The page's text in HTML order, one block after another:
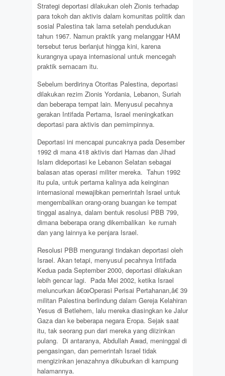
Strategi deportasi dilakukan oleh Zionis terhadap
para tokoh dan aktivis dalam komunitas politik dan
sosial Palestina tak lama setelah pendudukan
tahun 1967. Namun praktik yang melanggar HAM
tersebut terus berlanjut hingga kini, karena
kurangnya upaya internasional untuk mencegah
praktik semacam itu.
Sebelum berdirinya Otoritas Palestina, deportasi
dilakukan rezim Zionis Yordania, Lebanon, Suriah
dan beberapa tempat lain. Menyusul pecahnya
gerakan Intifada Pertama, Israel meningkatkan
deportasi para aktivis dan pemimpinnya.
Deportasi ini mencapai puncaknya pada Desember
1992 di mana 418 aktivis dari Hamas dan Jihad
Islam dideportasi ke Lebanon Selatan sebagai
balasan atas operasi militer mereka. Tahun 1992
itu pula, untuk pertama kalinya ada keinginan
internasional mewajibkan pemerintah Israel untuk
mengembalikan orang-orang buangan ke tempat
tinggal asalnya, dalam bentuk resolusi PBB 799,
dimana beberapa orang dikembalikan ke rumah
dan yang lainnya ke penjara Israel.
Resolusi PBB mengurangi tindakan deportasi oleh
Israel. Akan tetapi, menyusul pecahnya Intifada
Kedua pada September 2000, deportasi dilakukan
lebih gencar lagi. Pada Mei 2002, ketika Israel
meluncurkan â€œOperasi Perisai Pertahanan,â€ 39
militan Palestina berlindung dalam Gereja Kelahiran
Yesus di Betlehem, lalu mereka diasingkan ke Jalur
Gaza dan ke beberapa negara Eropa. Sejak saat
itu, tak seorang pun dari mereka yang diizinkan
pulang. Di antaranya, Abdullah Awad, meninggal di
pengasingan, dan pemerintah Israel tidak
mengizinkan jenazahnya dikuburkan di kampung
halamannya.